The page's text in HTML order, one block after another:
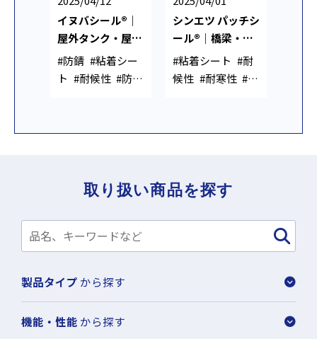
取り扱い商品を探す
製品タイプ から探す
機能・性能 から探す
イヌバシール®｜
屋外タンク・屋根
の防水補修用シリ
コーン粘着シート
#防錆 #粘着シー
ト #耐候性 #防水
シンエツ パッチシ
ール®｜橋梁・水
路補修用 防水シリ
コーン粘着シート
#粘着シート #耐
候性 #耐寒性 #防